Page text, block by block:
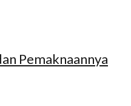
Pemaknaannya